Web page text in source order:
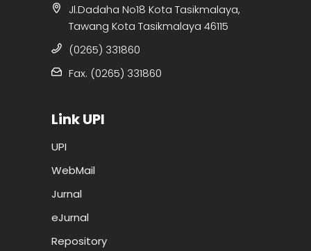
Jl.Dadaha No18 Kota Tasikmalaya,
Tawang Kota Tasikmalaya 46115
(0265) 331860
Fax. (0265) 331860
Link UPI
UPI
WebMail
Jurnal
eJurnal
Repository